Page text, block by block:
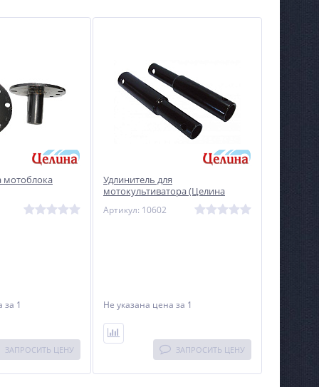
мотоблока
за 1
ЗАПРОСИТЬ ЦЕНУ
Удлинитель для
мотокультиватора (Целина
МК-404, 406, Крот, Трапан, Ранчо)
Артикул: 10602
Не указана цена за 1
ЗАПРОСИТЬ ЦЕНУ